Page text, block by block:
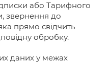
або Тарифного
звернення до
прямо свідчить
обробку.
даних у межах